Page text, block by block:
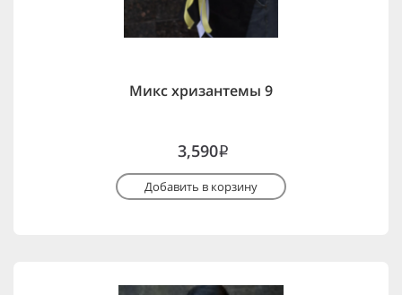
Микс хризантемы 9
3,590i
Добавить в корзину